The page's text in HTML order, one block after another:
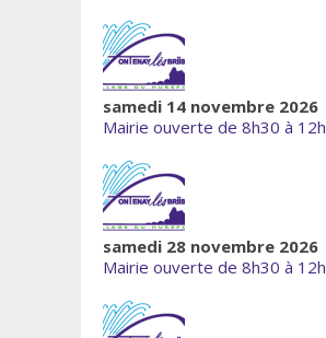
samedi 14 novembre 2026
Mairie ouverte de 8h30 à 12h
samedi 28 novembre 2026
Mairie ouverte de 8h30 à 12h